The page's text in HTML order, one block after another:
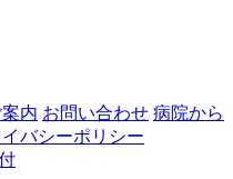
内 お問い合わせ 病院から
バシーポリシー